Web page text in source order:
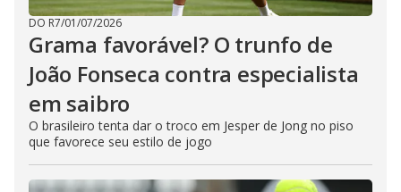
DO R7/01/07/2026
Grama favorável? O trunfo de
João Fonseca contra especialista
em saibro
O brasileiro tenta dar o troco em Jesper de Jong no piso
que favorece seu estilo de jogo